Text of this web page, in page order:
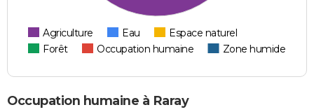
Agriculture Eau
Espace naturel
Forêt
Occupation humaine Zone humide
Occupation humaine à Raray